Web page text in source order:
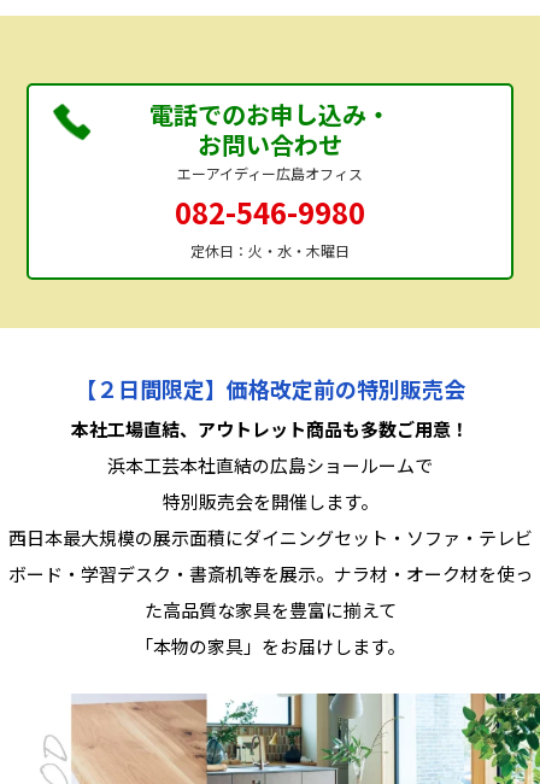
電話でのお申し込み・
お問い合わせ
エーアイディー広島オフィス
082-546-9980
定休日：火・水・木曜日
【２日間限定】価格改定前の特別販売会
本社工場直結、アウトレット商品も多数ご用意！
浜本工芸本社直結の広島ショールームで
特別販売会を開催します。
西日本最大規模の展示面積にダイニングセット・ソファ・テレビ
ボード・学習デスク・書斎机等を展示。ナラ材・オーク材を使っ
た高品質な家具を豊富に揃えて
「本物の家具」をお届けします。